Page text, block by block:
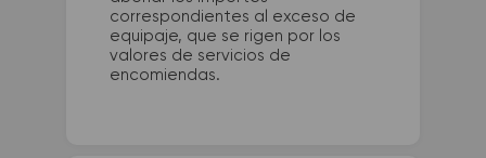
correspondientes al exceso de
equipaje, que se rigen por los
valores de servicios de
encomiendas.